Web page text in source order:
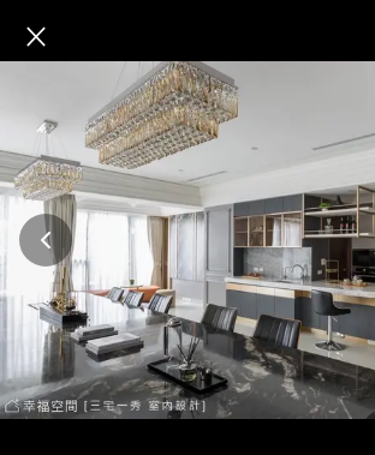
直擊 頂尖業務的專
×